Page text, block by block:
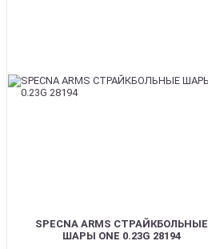
SPECNA ARMS СТРАЙКБОЛЬНЫЕ
ШАРЫ ONE 0.23G 28194